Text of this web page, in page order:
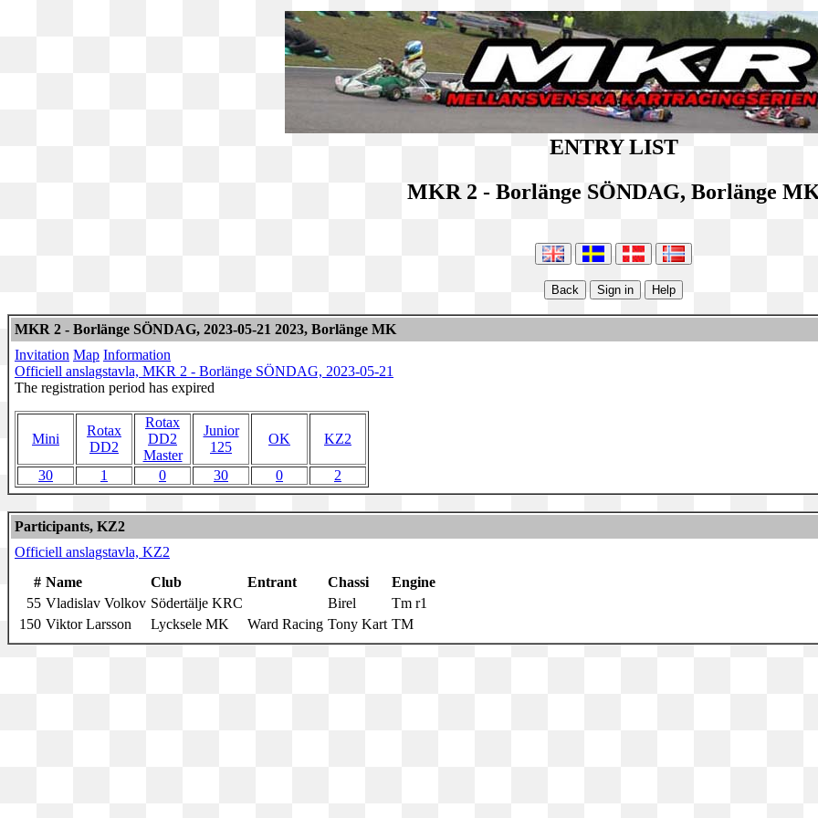
ENTRY LIST
MKR 2 - Borlänge SÖNDAG, Borlänge
MKR 2 - Borlänge SÖNDAG, 2023-05-21 2023, Borlänge MK
Invitation Map Information
Officiell anslagstavla, MKR 2 - Borlänge SÖNDAG, 2023-05-21
The registration period has expired
Mini
Rotax
DD2
Rotax
DD2
Master
Junior
125
OK KZ2
30 1 0 30 0 2
Participants, KZ2
Officiell anslagstavla, KZ2
# Name Club Entrant Chassi
Engine
55 Vladislav Volkov Södertälje KRC Birel
Tm r1
150 Viktor Larsson Lycksele MK Ward Racing Tony Kart TM